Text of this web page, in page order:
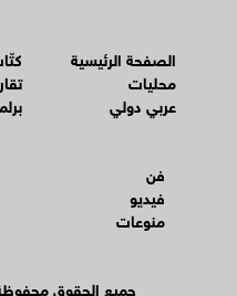
الصفحة الرئيسية
محليات
عربي دولي
فن
فيديو
منوعات
© جميع الحقوق محفوظة